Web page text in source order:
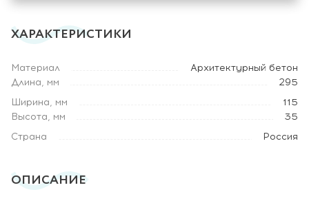
ХАРАКТЕРИСТИКИ
Материал
Архитектурный бетон
Длина, мм
295
Ширина, мм
115
Высота, мм
35
Страна
Россия
ОПИСАНИЕ